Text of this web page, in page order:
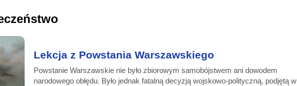
Lekcja z Powstania Warszawskiego
Powstanie Warszawskie nie było zbiorowym samobójstwem ani dowodem
narodowego obłędu. Było jednak fatalną decyzją wojskowo-polityczną, podjętą w